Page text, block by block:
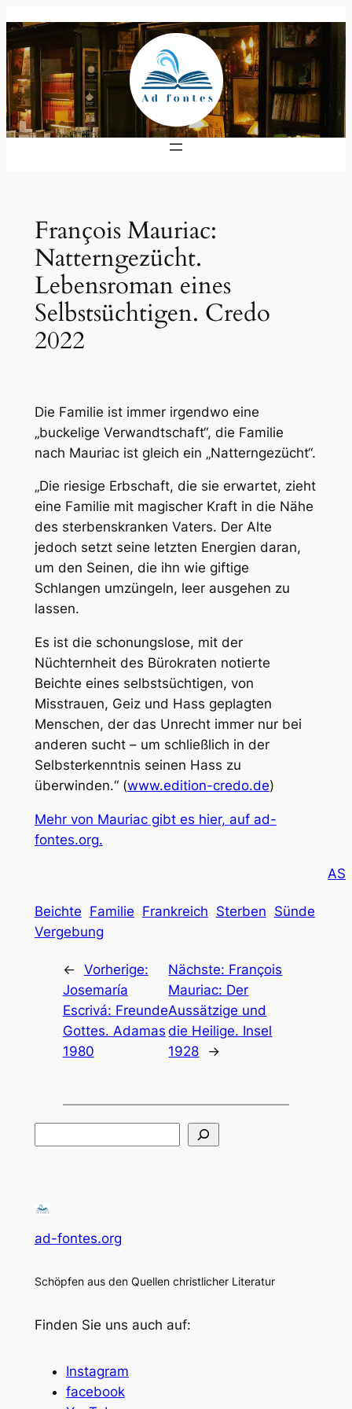
Inhalt
springen
François Mauriac:
Natterngezücht.
Lebensroman eines
Selbstsüchtigen. Credo
2022
Die Familie ist immer irgendwo eine
„buckelige Verwandtschaft“, die Familie
nach Mauriac ist gleich ein „Natterngezücht“.
„Die riesige Erbschaft, die sie erwartet, zieht
eine Familie mit magischer Kraft in die Nähe
des sterbenskranken Vaters. Der Alte
jedoch setzt seine letzten Energien daran,
um den Seinen, die ihn wie giftige
Schlangen umzüngeln, leer ausgehen zu
lassen.
Es ist die schonungslose, mit der
Nüchternheit des Bürokraten notierte
Beichte eines selbstsüchtigen, von
Misstrauen, Geiz und Hass geplagten
Menschen, der das Unrecht immer nur bei
anderen sucht – um schließlich in der
Selbsterkenntnis seinen Hass zu
überwinden.“ (www.edition-credo.de)
Mehr von Mauriac gibt es hier, auf ad-
fontes.org.
AS
Beichte Familie Frankreich Sterben Sünde
Vergebung
← Vorherige:
Josemaría
Escrivá: Freunde
Gottes. Adamas
1980
Nächste: François
Mauriac: Der
Aussätzige und
die Heilige. Insel
1928
→
ad-fontes.org
Schöpfen aus den Quellen christlicher Literatur
Finden Sie uns auch auf:
Instagram
facebook